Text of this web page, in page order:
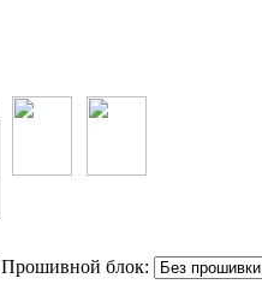
Прошивной блок: